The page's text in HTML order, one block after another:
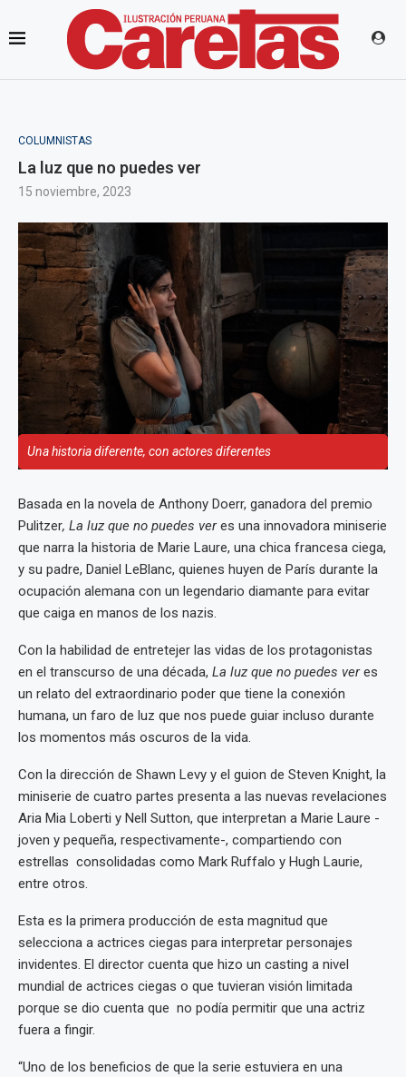
COLUMNISTAS
La luz que no puedes ver
15 noviembre, 2023
Una historia diferente, con actores diferentes
Basada en la novela de Anthony Doerr, ganadora del premio
Pulitzer, La luz que no puedes veres una innovadora miniserie
que narra la historia de Marie Laure, una chica francesa ciega,
y su padre, Daniel LeBlanc, quienes huyen de París durante la
ocupación alemana con un legendario diamante para evitar
que caiga en manos de los nazis.
Con la habilidad de entretejer las vidas de los protagonistas
en el transcurso de una década, La luz que no puedes veres
un relato del extraordinario poder que tiene la conexión
humana, un faro de luz que nos puede guiar incluso durante
los momentos más oscuros de la vida.
Con la dirección de Shawn Levy y el guion de Steven Knight, la
miniserie de cuatro partes presenta a las nuevas revelaciones
Aria Mia Loberti y Nell Sutton, que interpretan a Marie Laure -
joven y pequeña, respectivamente-, compartiendo con
estrellas consolidadas como Mark Ruffalo y Hugh Laurie,
entre otros.
Esta es la primera producción de esta magnitud que
selecciona a actrices ciegas para interpretar personajes
invidentes. El director cuenta que hizo un casting a nivel
mundial de actrices ciegas o que tuvieran visión limitada
porque se dio cuenta que no podía permitir que una actriz
fuera a fingir.
“Uno de los beneficios de que la serie estuviera en una